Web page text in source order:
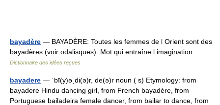
bayadère — BAYADÈRE: Toutes les femmes de l Orient sont des
bayadères (voir odalisques). Mot qui entraîne l imagination …
Dictionnaire des idées reçues
bayadere — ˈbī(y)əˌdi(ə)r, de(ə)r noun ( s) Etymology: from
bayadere Hindu dancing girl, from French bayadère, from
Portuguese bailadeira female dancer, from bailar to dance, from